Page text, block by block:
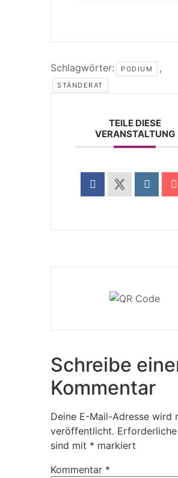
Schlagwörter: PODIUM ,
STÄNDERAT
TEILE DIESE
VERANSTALTUNG
Schreibe
Kommentar
Deine E-Mail-Adresse wird
veröffentlicht.
sind mit * markiert
Kommentar *